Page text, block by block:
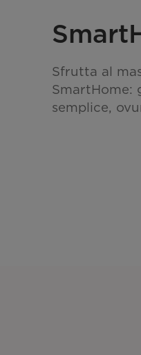
Sfrutta al
SmartHome:
semplice,